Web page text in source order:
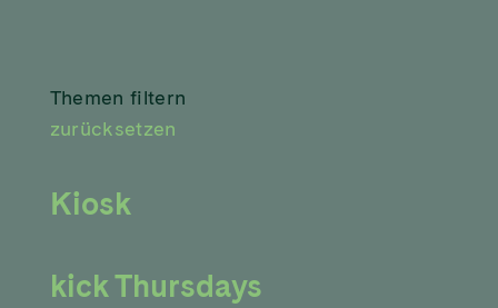
Themen filtern
zurücksetzen
Kiosk
kick Thursdays